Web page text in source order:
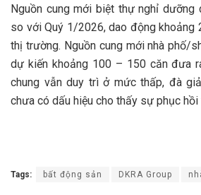
Nguồn cung mới biệt thự nghỉ
so với Quý 1/2026, dao động khoảng
thị trường. Nguồn cung mới nhà phố/
dự kiến khoảng 100 – 150 căn đưa
chung vẫn duy trì ở mức thấp, đà
chưa có dấu hiệu cho thấy sự phục hồi
Tags: bất động sản DKRA Group